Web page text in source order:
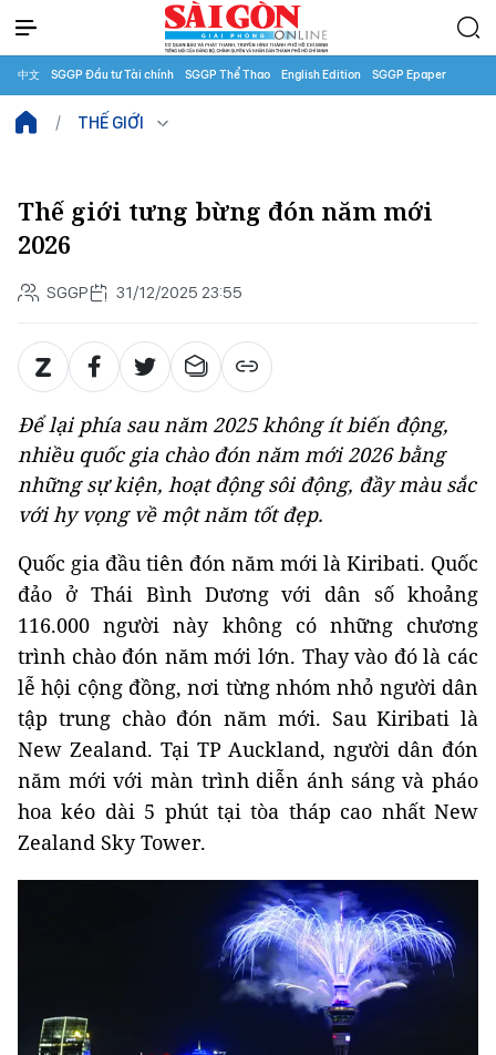
中文 SGGP Đầu tư Tài chính SGGP Thể Thao English Edition SGGP Epaper
THẾ GIỚI
Thế giới tưng bừng đón năm mới
2026
SGGP 31/12/2025 23:55
Để lại phía sau năm 2025 không ít biến động,
nhiều quốc gia chào đón năm mới 2026 bằng
những sự kiện, hoạt động sôi động, đầy màu sắc
với hy vọng về một năm tốt đẹp.
Quốc gia đầu tiên đón năm mới là Kiribati. Quốc
đảo ở Thái Bình Dương với dân số khoảng
116.000 người này không có những chương
trình chào đón năm mới lớn. Thay vào đó là các
lễ hội cộng đồng, nơi từng nhóm nhỏ người dân
tập trung chào đón năm mới. Sau Kiribati là
New Zealand. Tại TP Auckland, người dân đón
năm mới với màn trình diễn ánh sáng và pháo
hoa kéo dài 5 phút tại tòa tháp cao nhất New
Zealand Sky Tower.